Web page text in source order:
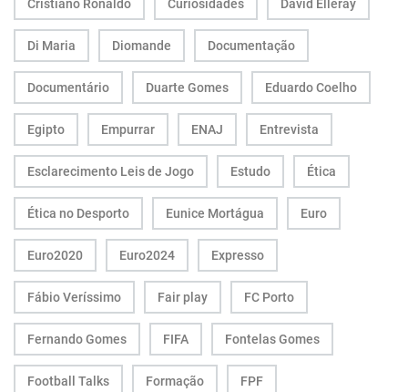
Cristiano Ronaldo Curiosidades David Elleray
Di Maria Diomande Documentação
Documentário Duarte Gomes Eduardo Coelho
Egipto Empurrar ENAJ Entrevista
Esclarecimento Leis de Jogo Estudo Ética
Ética no Desporto Eunice Mortágua Euro
Euro2020 Euro2024 Expresso
Fábio Veríssimo Fair play FC Porto
Fernando Gomes FIFA Fontelas Gomes
Football Talks Formação FPF